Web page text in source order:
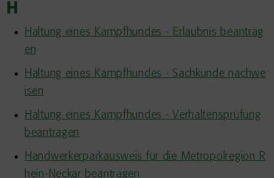
H
Haltung eines Kampfhundes - Erlaubnis beantrag
en
Haltung eines Kampfhundes - Sachkunde nachwe
isen
Haltung eines Kampfhundes - Verhaltensprüfung
beantragen
Handwerkerparkausweis für die Metropolregion R
hein-Neckar beantragen